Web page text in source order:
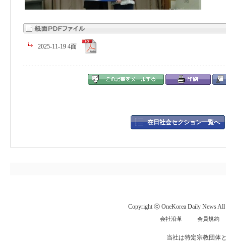
2025-11-19 4面
在日社会セクション一覧へ
Copyright ⓒ OneKorea Daily News All
会社沿革 会員規約
当社は特定宗教団体